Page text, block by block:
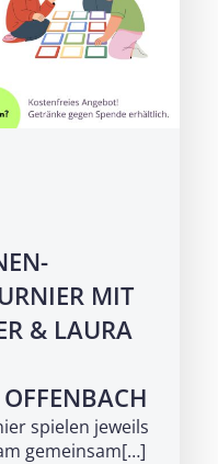
MIT
& LAURA
spielen jeweils
gemeinsam[…]